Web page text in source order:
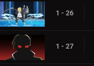
1 - 26
1 - 27